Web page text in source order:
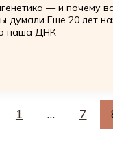
— и почему
думали Еще 20 лет
наша ДНК
1 … 7